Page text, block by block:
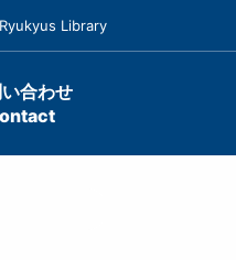
Library
合わせ